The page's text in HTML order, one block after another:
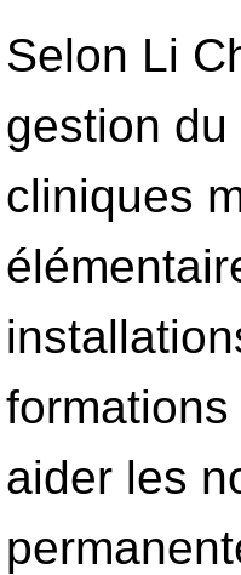
Selon Li
gestion
cliniques
aider les